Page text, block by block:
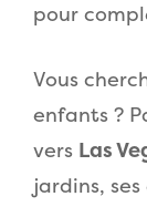
pour
Vous
enfants ?
vers Las
jardins,